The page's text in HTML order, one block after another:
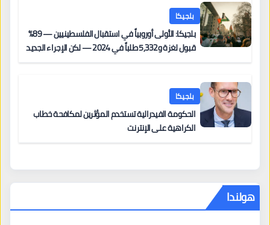
بلجيكا
بلجيكا: الأولى أوروبياً في استقبال الفلسطينيين — 89%
قبول لغزة و5,332 طلباً في 2024 — لكن الإجراء الجديد
بلجيكا
الحكومة الفيدرالية تستخدم المؤثرين لمكافحة خطاب
الكراهية على الإنترنت
هولندا